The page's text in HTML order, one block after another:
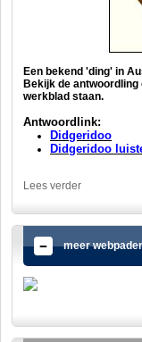
Een bekend 'ding' in
Bekijk de antwoordling
werkblad staan.
Antwoordlink:
Didgeridoo
Didgeridoo
Lees verder
meer